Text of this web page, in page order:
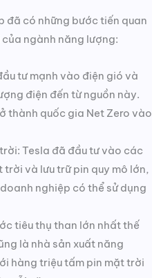
đã có những bước tiến quan
ngành năng lượng:
tư mạnh vào điện gió và
điện đến từ nguồn này.
thành quốc gia Net Zero vào
Tesla đã đầu tư vào các
và lưu trữ pin quy mô lớn,
nghiệp có thể sử dụng
tiêu thụ than lớn nhất thế
là nhà sản xuất năng
hàng triệu tấm pin mặt trời